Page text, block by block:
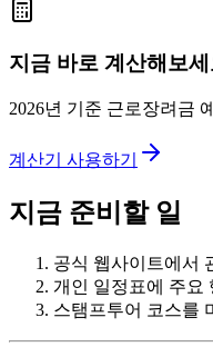
지금 바로 계산해보세
2026년 기준 근로장려금
계산기 사용하기
지금 준비할 일
공식 웹사이트에서
개인 일정표에 주요
스탬프투어 코스를